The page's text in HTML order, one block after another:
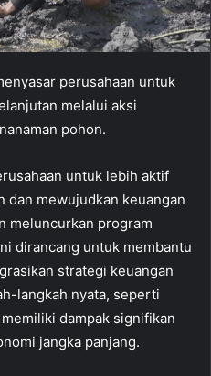
perusahaan untuk
melalui aksi
pohon.
untuk lebih aktif
dan mewujudkan keuangan
meluncurkan program
dirancang untuk membantu
strategi keuangan
langkah nyata, seperti
dampak signifikan
jangka panjang.